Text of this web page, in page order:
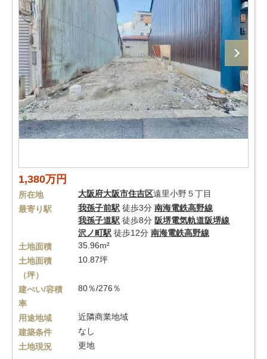
1,380万円
所在地 大阪府大阪市住吉区遠里小野５丁目
最寄り駅
我孫子前駅 徒歩3分 南海電鉄高野線
我孫子道駅 徒歩8分 阪堺電気軌道阪堺線
沢ノ町駅 徒歩12分 南海電鉄高野線
土地面積
35.96m²
土地面積
（坪）
10.87坪
建ぺい/容積
率
80％/276％
用途地域
近隣商業地域
建築条件
なし
土地現況
更地